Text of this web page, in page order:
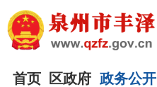
首页 区政府 政务公开